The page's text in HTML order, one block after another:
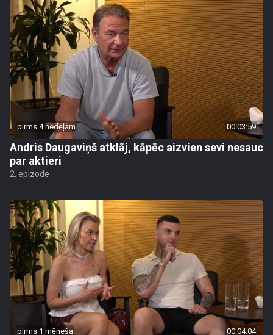
pirms 4 nedēļām 00:03:59
Andris Daugaviņš atklāj, kāpēc aizvien sevi nesauc
par aktieri
2. epizode
pirms 1 mēneša 00:04:04